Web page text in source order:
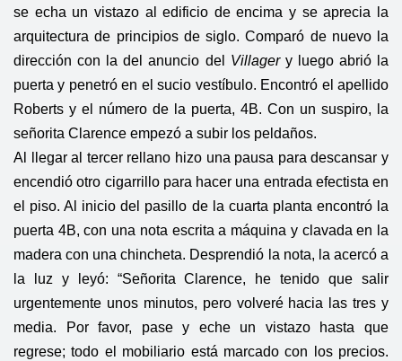
se echa un vistazo al edificio de encima y se aprecia la
arquitectura de principios de siglo. Comparó de nuevo la
dirección con la del anuncio del Villagery luego abrió la
puerta y penetró en el sucio vestíbulo. Encontró el apellido
Roberts y el número de la puerta, 4B. Con un suspiro, la
señorita Clarence empezó a subir los peldaños.
Al llegar al tercer rellano hizo una pausa para descansar y
encendió otro cigarrillo para hacer una entrada efectista en
el piso. Al inicio del pasillo de la cuarta planta encontró la
puerta 4B, con una nota escrita a máquina y clavada en la
madera con una chincheta. Desprendió la nota, la acercó a
la luz y leyó: “Señorita Clarence, he tenido que salir
urgentemente unos minutos, pero volveré hacia las tres y
media. Por favor, pase y eche un vistazo hasta que
regrese; todo el mobiliario está marcado con los precios.